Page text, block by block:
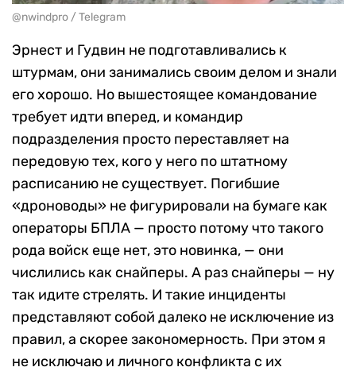
@nwindpro / Telegram
Эрнест и Гудвин не подготавливались к
штурмам, они занимались своим делом и знали
его хорошо. Но вышестоящее командование
требует идти вперед, и командир
подразделения просто переставляет на
передовую тех, кого у него по штатному
расписанию не существует. Погибшие
«дроноводы» не фигурировали на бумаге как
операторы БПЛА — просто потому что такого
рода войск еще нет, это новинка, — они
числились как снайперы. А раз снайперы — ну
так идите стрелять. И такие инциденты
представляют собой далеко не исключение из
правил, а скорее закономерность. При этом я
не исключаю и личного конфликта с их